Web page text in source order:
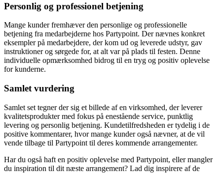
Personlig og professionel betjening
Mange kunder fremhæver den personlige og professionelle
betjening fra medarbejderne hos Partypoint. Der nævnes konkret
eksempler på medarbejdere, der kom ud og leverede udstyr, gav
instruktioner og sørgede for, at alt var på plads til festen. Denne
individuelle opmærksomhed bidrog til en tryg og positiv oplevelse
for kunderne.
Samlet vurdering
Samlet set tegner der sig et billede af en virksomhed, der leverer
kvalitetsprodukter med fokus på enestående service, punktlig
levering og personlig betjening. Kundetilfredsheden er tydelig i de
positive kommentarer, hvor mange kunder også nævner, at de vil
vende tilbage til Partypoint til deres kommende arrangementer.
Har du også haft en positiv oplevelse med Partypoint, eller mangler
du inspiration til dit næste arrangement? Lad dig inspirere af de